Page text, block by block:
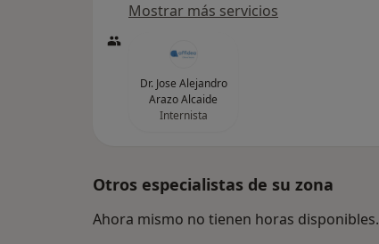
Mostrar más servicios
Dr. Jose Alejandro
Arazo Alcaide
Internista
Otros especialistas de su zona
Ahora mismo no tienen horas